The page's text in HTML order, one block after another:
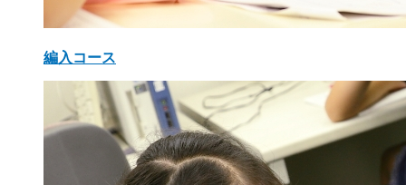
編入コース